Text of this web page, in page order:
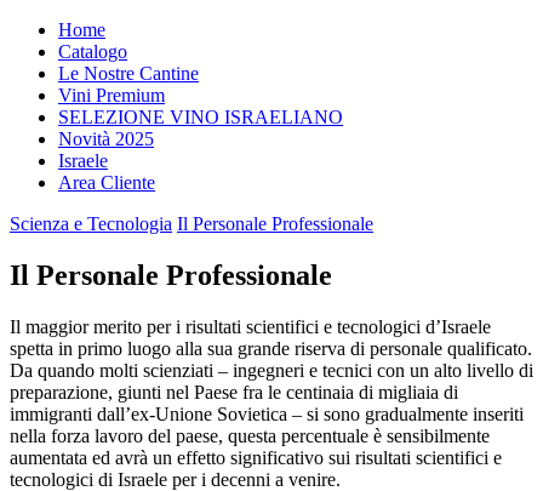
Home
Catalogo
Le Nostre Cantine
Vini Premium
SELEZIONE VINO ISRAELIANO
Novità 2025
Israele
Area Cliente
Scienza e Tecnologia Il Personale Professionale
Il Personale Professionale
Il maggior merito per i risultati scientifici e tecnologici d’Israele
spetta in primo luogo alla sua grande riserva di personale qualificato.
Da quando molti scienziati – ingegneri e tecnici con un alto livello di
preparazione, giunti nel Paese fra le centinaia di migliaia di
immigranti dall’ex-Unione Sovietica – si sono gradualmente inseriti
nella forza lavoro del paese, questa percentuale è sensibilmente
aumentata ed avrà un effetto significativo sui risultati scientifici e
tecnologici di Israele per i decenni a venire.